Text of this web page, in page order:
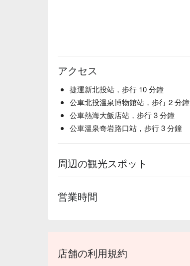
アクセス
捷運新北投站，步行 10 分鐘
公車北投溫泉博物館站，步行 2 分鐘
公車熱海大飯店站，步行 3 分鐘
公車溫泉奇岩路口站，步行 3 分鐘
周辺の観光スポット
営業時間
店舗の利用規約